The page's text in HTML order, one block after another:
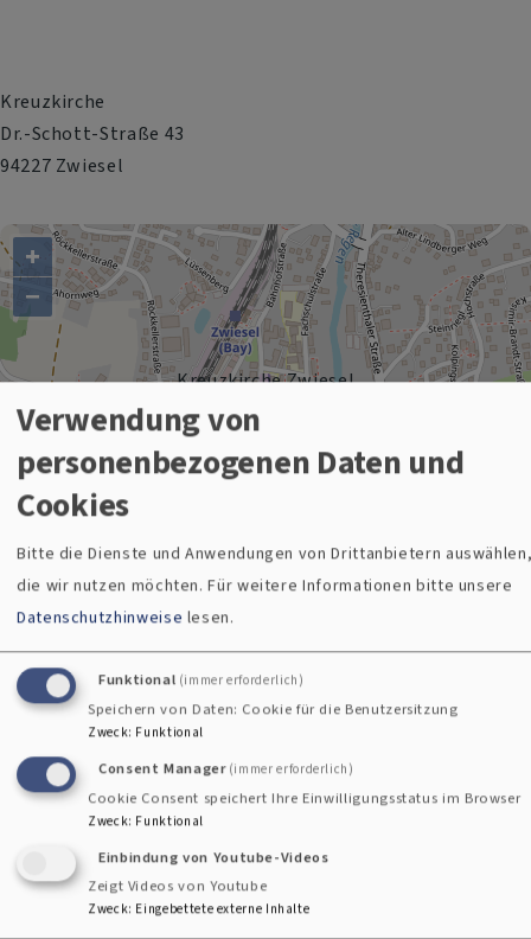
Kreuzkirche
Dr.-Schott-Straße 43
94227 Zwiesel
Kreuzkirche Zwiesel
+
−
Veranstaltun
gen
Gottesdienst
Evang.-Luth. Pfarramt Zwiesel
Kreuzkirche
So, 16.8. 10 Uhr
Gottesdienst
Gemeindefin
der
Zu welcher
Kirchengemeinde Sie
leicht hier herausfinden.
Verwendung von
personenbezogenen Daten und
Cookies
Bitte die Dienste und Anwendungen von Drittanbietern
die wir nutzen möchten.Für weitere Informationen bitte unsere
Datenschutzhinweise lesen.
Funktional (immer erforderlich)
Speichern von Daten: Cookie für die Benutzersitzung
Zweck: Funktional
Consent Manager (immer erforderlich)
Cookie Consent speichert Ihre Einwilligungsstatus im Browser
Zweck: Funktional
Einbindung von Youtube-Videos
Zeigt Videos von Youtube
Zweck: Eingebettete externe Inhalte